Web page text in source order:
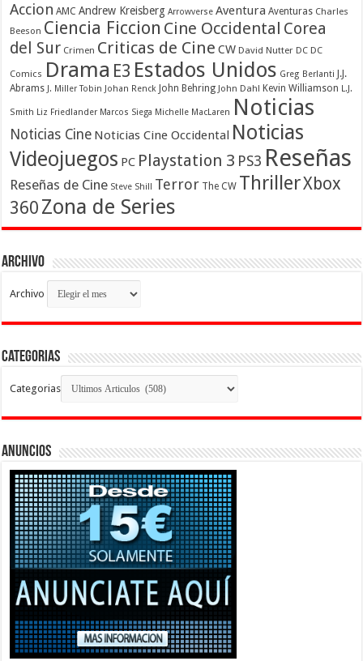
Accion AMC Andrew Kreisberg Arrowverse Aventura Aventuras Charles
Beeson Ciencia Ficcion Cine Occidental Corea
del Sur Crimen Criticas de Cine CW David Nutter DC DC
Comics Drama E3 Estados Unidos Greg Berlanti
J.J.
Abrams J. Miller Tobin Johan Renck John Behring John Dahl Kevin Williamson L.J.
Smith Liz Friedlander Marcos Siega Michelle MacLaren Noticias
Noticias Cine Noticias Cine Occidental Noticias
Videojuegos PC Playstation 3 PS3 Reseñas
Reseñas de Cine Steve Shill Terror The CW ThrillerXbox
360 Zona de Series
Archivo
Archivo
Categorias
Categorias
Anuncios